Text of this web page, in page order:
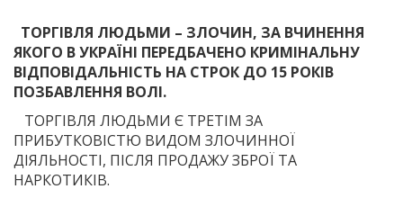
ТОРГІВЛЯ ЛЮДЬМИ – ЗЛОЧИН, ЗА ВЧИНЕННЯ
ЯКОГО В УКРАЇНІ ПЕРЕДБАЧЕНО КРИМІНАЛЬНУ
ВІДПОВІДАЛЬНІСТЬ НА СТРОК ДО 15 РОКІВ
ПОЗБАВЛЕННЯ ВОЛІ.
ТОРГІВЛЯ ЛЮДЬМИ Є ТРЕТІМ ЗА
ПРИБУТКОВІСТЮ ВИДОМ ЗЛОЧИННОЇ
ДІЯЛЬНОСТІ, ПІСЛЯ ПРОДАЖУ ЗБРОЇ ТА
НАРКОТИКІВ.